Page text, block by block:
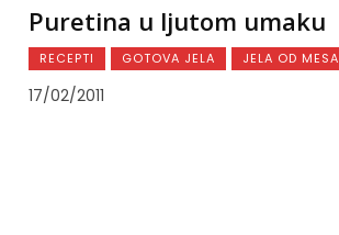
Puretina u ljutom umaku
RECEPTI GOTOVA JELA JELA OD MESA
17/02/2011